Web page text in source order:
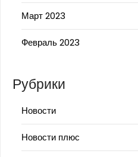
Март 2023
Февраль 2023
Рубрики
Новости
Новости плюс